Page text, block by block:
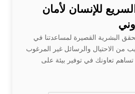
للإنسان لأمان
البشرية القصيرة لمساعدتنا في
من الاحتيال والرسائل غير المرغوب
تعاونك في توفير بيئة على